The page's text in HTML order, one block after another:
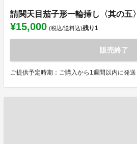
請関天目茄子形一輪挿し〈其の五〉
¥15,000 (税込/送料込)残り1
販売終了
ご提供予定時期：ご購入から1週間以内に発送